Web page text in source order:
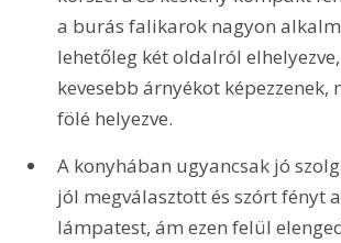
a burás falikarok nagyon
lehetőleg két oldalról
kevesebb árnyékot
fölé helyezve.
A konyhában ugyancsak jó
jól megválasztott és szórt fényt
lámpatest, ám ezen felül